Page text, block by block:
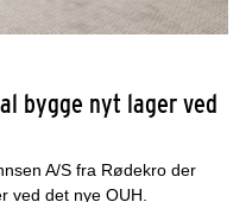
bygge nyt lager ved
A/S fra Rødekro der
ved det nye OUH.